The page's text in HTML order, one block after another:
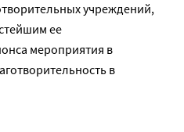
учреждений,
ее
мероприятия в
в